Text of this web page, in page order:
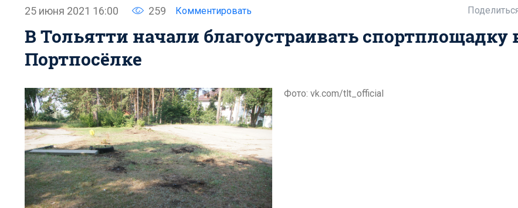
25 июня 2021 16:00 259 Комментировать
В Тольятти начали благоустраивать спортплощадку
Портпосёлке
Фото: vk.com/tlt_official